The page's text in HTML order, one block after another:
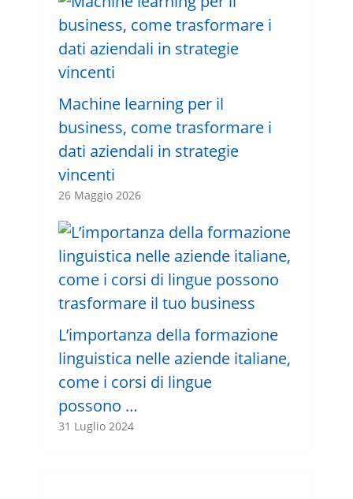
Machine learning per il
business, come trasformare i
dati aziendali in strategie
vincenti
26 Maggio 2026
L’importanza della formazione
linguistica nelle aziende italiane,
come i corsi di lingue
possono …
31 Luglio 2024